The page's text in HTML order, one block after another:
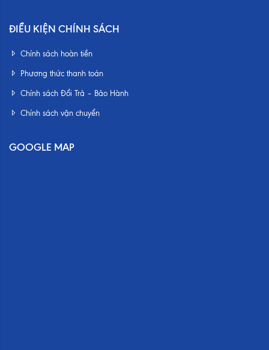
ĐIỀU KIỆN CHÍNH SÁCH
Chính sách hoàn tiền
Phương thức thanh toán
Chính sách Đổi Trả – Bảo Hành
Chính sách vận chuyển
GOOGLE MAP